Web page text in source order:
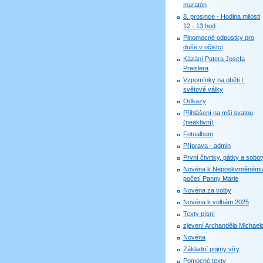
maratón
8. prosince - Hodina milosti
12 - 13 hod
Plnomocné odpustky pro
duše v očistci
Kázání Patera Josefa
Preislera
Vzpomínky na oběti I.
světové války
Odkazy
Přihlášení na mši svatou
(neaktivní)
Fotoalbum
Příprava - admin
První čtvrtky, pátky a
Novéna k Neposkvrněnému
početí Panny Marie
Novéna za volby
Novéna k volbám 2025
Texty písní
zjevení Archanděla
Novéna
Základní pojmy víry
Pomocné texty